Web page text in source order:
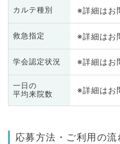
カルテ種別 ※詳細はお
救急指定 ※詳細はお
学会認定状況 ※詳細はお
一日の
平均来院数
※詳細はお
応募方法・ご利用の流